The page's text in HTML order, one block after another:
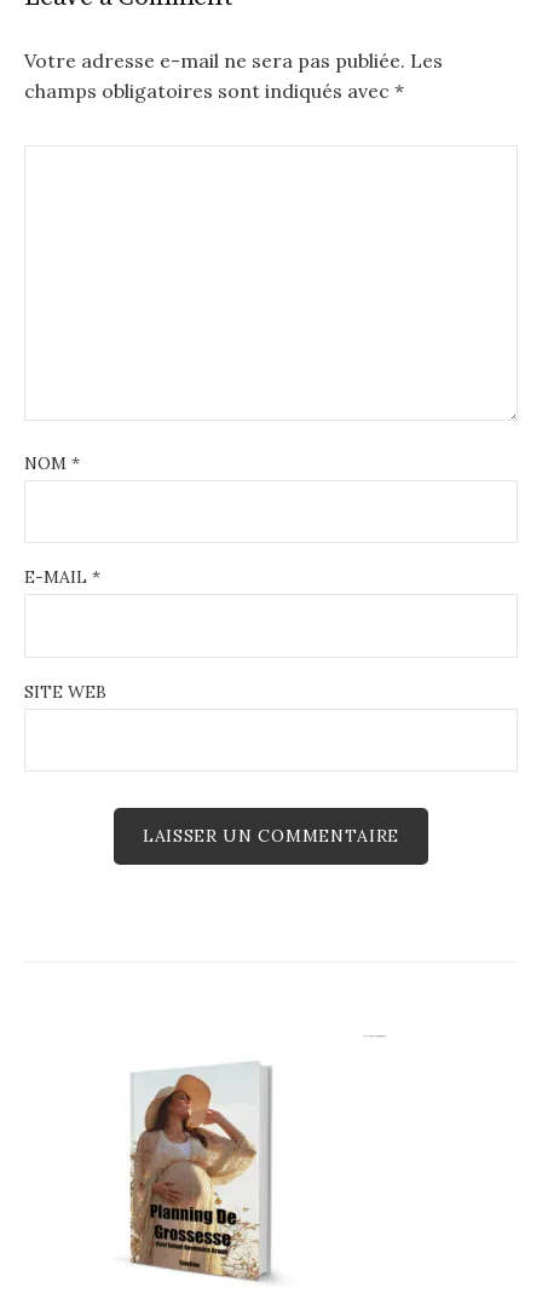
Votre adresse e-mail ne sera pas publiée. Les
champs obligatoires sont indiqués avec *
NOM *
E-MAIL *
SITE WEB